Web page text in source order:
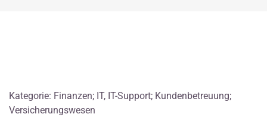
Kategorie: Finanzen; IT, IT-Support; Kundenbetreuung;
Versicherungswesen